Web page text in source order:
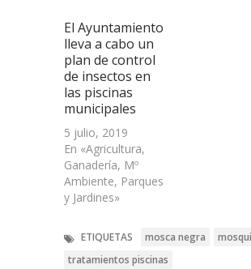
El Ayuntamiento
lleva a cabo un
plan de control
de insectos en
las piscinas
municipales
5 julio, 2019
En «Agricultura,
Ganadería, Mº
Ambiente, Parques
y Jardines»
ETIQUETAS mosca negra
tratamientos piscinas